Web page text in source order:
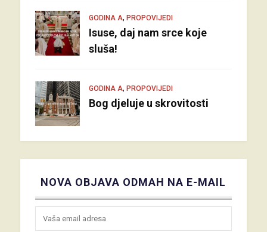
GODINA A, PROPOVIJEDI
Isuse, daj nam srce koje
sluša!
GODINA A, PROPOVIJEDI
Bog djeluje u skrovitosti
NOVA OBJAVA ODMAH NA E-MAIL